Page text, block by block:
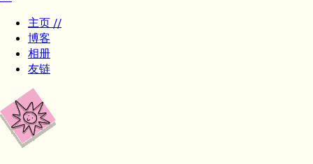
主页 //
博客
相册
友链